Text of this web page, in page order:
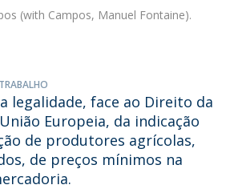
(with Campos, Manuel Fontaine).
legalidade, face ao Direito da
Europeia, da indicação
de produtores agrícolas,
de preços mínimos na